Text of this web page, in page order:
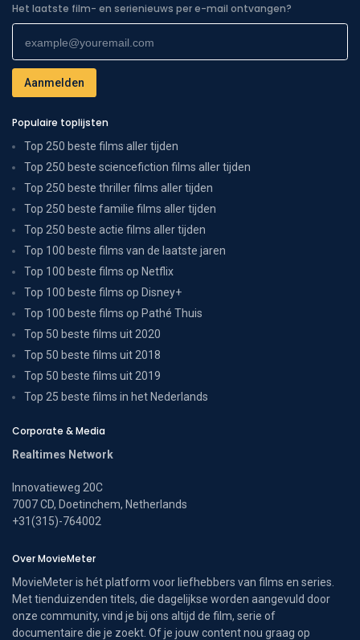
Het laatste film- en serienieuws per e-mail ontvangen?
Populaire toplijsten
Top 250 beste films aller tijden
Top 250 beste sciencefiction films aller tijden
Top 250 beste thriller films aller tijden
Top 250 beste familie films aller tijden
Top 250 beste actie films aller tijden
Top 100 beste films van de laatste jaren
Top 100 beste films op Netflix
Top 100 beste films op Disney+
Top 100 beste films op Pathé Thuis
Top 50 beste films uit 2020
Top 50 beste films uit 2018
Top 50 beste films uit 2019
Top 25 beste films in het Nederlands
Corporate & Media
Realtimes Network
Innovatieweg 20C
7007 CD, Doetinchem, Netherlands
+31(315)-764002
Over MovieMeter
MovieMeter is hét platform voor liefhebbers van films en series.
Met tienduizenden titels, die dagelijkse worden aangevuld door
onze community, vind je bij ons altijd de film, serie of
documentaire die je zoekt. Of je jouw content nou graag op